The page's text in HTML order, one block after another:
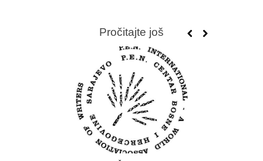
Pročitajte još